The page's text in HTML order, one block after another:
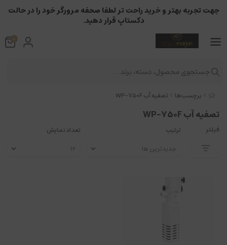
برچسب‌ها تصفیه آب WP-750F
تصفیه آب WP-750F
فیلتر ترتیب تعداد نمایش
جهت تجربه بهتر و خرید راحت تر لطفا صحفه مرورگر خود را در حالت
دکستاپ قرار دهید.
0
جستجوی محصول، دسته، برند...